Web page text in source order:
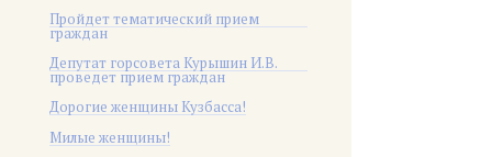
Пройдет тематический прием
граждан
Депутат горсовета Курышин И.В.
проведет прием граждан
Дорогие женщины Кузбасса!
Милые женщины!